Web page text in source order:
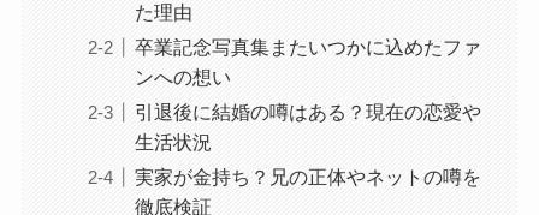
た理由
卒業記念写真集またいつかに込めたファ
ンへの想い
引退後に結婚の噂はある？現在の恋愛や
生活状況
実家が金持ち？兄の正体やネットの噂を
徹底検証